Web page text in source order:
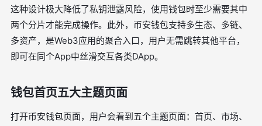
这种设计极大降低了私钥泄露风险，使用钱包时至少需要其中
两个分片才能完成操作。此外，币安钱包支持多生态、多链、
多资产，是Web3应用的聚合入口，用户无需跳转其他平台，
即可在同个App中丝滑交互各类DApp。
钱包首页五大主题页面
打开币安钱包页面，用户会看到五个主题页面：首页、市场、